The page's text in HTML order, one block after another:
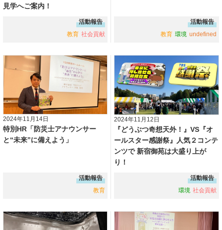
見学へご案内！
活動報告
教育 社会貢献
活動報告
教育 環境 undefined
2024年11月14日
特別HR「防災士アナウンサー
と“未来”に備えよう」
活動報告
教育
2024年11月12日
『どうぶつ奇想天外！』VS『オ
ールスター感謝祭』人気２コンテ
ンツで 新宿御苑は大盛り上が
り！
活動報告
環境 社会貢献